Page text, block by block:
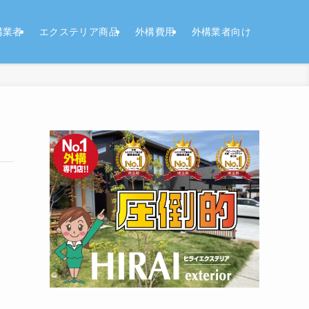
業者 エクステリア商品 外構費用 外構業者向け